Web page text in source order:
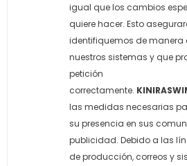
igual que los cambios
quiere hacer. Esto
identifiquemos de manera
nuestros sistemas y que
petición
correctamente.
las medidas necesarias
su presencia en sus
publicidad. Debido a las
de producción, correos y